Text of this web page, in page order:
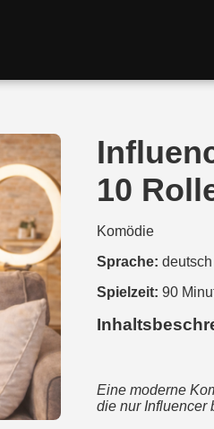
10
Komödie
Sprache: deutsch
Spielzeit: 90
Eine moderne
die nur Influencer